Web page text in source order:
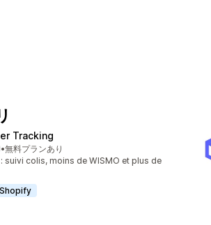
Tracking
：2855件
•無料プランあり
suivi colis, moins de WISMO et plus de